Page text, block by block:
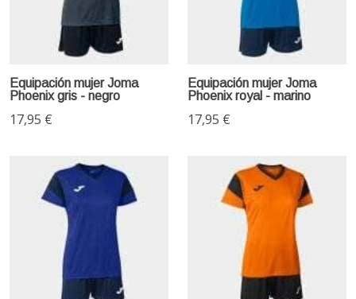
Equipación mujer Joma
Phoenix gris - negro
17,95 €
Equipación mujer Joma
Phoenix royal - marino
17,95 €